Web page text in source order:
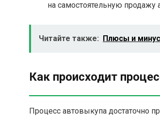
на самостоятельную
Читайте также: Плюсы и
Как происходит
Процесс автовыкупа достаточно